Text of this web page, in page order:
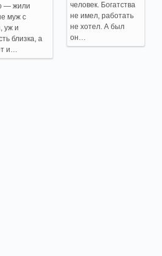
— жили
муж с
уж и
близка, а
и…
человек. Богатства
не имел, работать
не хотел. А был
он…